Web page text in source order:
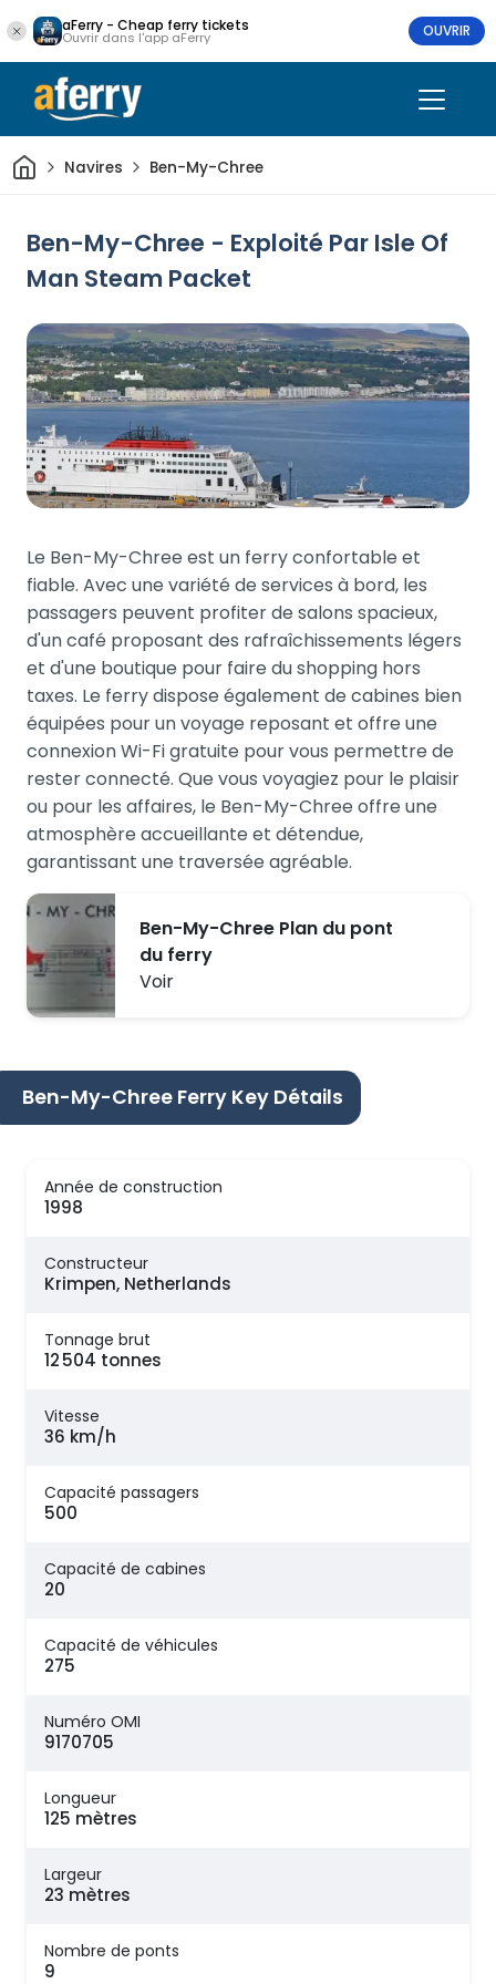
aFerry - Cheap ferry tickets
Ouvrir dans l'app aFerry OUVRIR
Maison
Navires Ben-My-Chree
Ben-My-Chree - Exploité Par Isle Of
Man Steam Packet
Le Ben-My-Chree est un ferry confortable et
fiable. Avec une variété de services à bord, les
passagers peuvent profiter de salons spacieux,
d'un café proposant des rafraîchissements légers
et d'une boutique pour faire du shopping hors
taxes. Le ferry dispose également de cabines bien
équipées pour un voyage reposant et offre une
connexion Wi-Fi gratuite pour vous permettre de
rester connecté. Que vous voyagiez pour le plaisir
ou pour les affaires, le Ben-My-Chree offre une
atmosphère accueillante et détendue,
garantissant une traversée agréable.
Ben-My-Chree Plan du pont
du ferry
Voir
Ben-My-Chree Ferry Key Détails
Année de construction
1998
Constructeur
Krimpen, Netherlands
Tonnage brut
12 504 tonnes
Vitesse
36 km/h
Capacité passagers
500
Capacité de cabines
20
Capacité de véhicules
275
Numéro OMI
9170705
Longueur
125 mètres
Largeur
23 mètres
Nombre de ponts
9